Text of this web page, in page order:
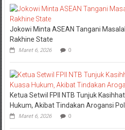
Jokowi Minta ASEAN Tangani
Rakhine State
Maret 6, 2026 0
Ketua Setwil FPII NTB Tunjuk
Hukum, Akibat Tindakan Arogansi
Maret 6, 2026 0